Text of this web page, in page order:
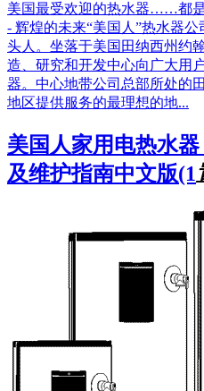
美国最受欢迎的热水器……都
- 辉煌的未来“美国人”热水器
头人。坐落于美国田纳西州约
造、研究和开发中心向广大用
器。中心地带公司总部所处的
地区提供服务的最理想的地...
美国人家用电热水
及维护指南中文版(1